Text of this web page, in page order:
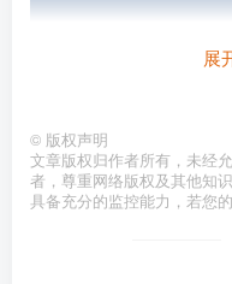
展
© 版权声明
文章版权归作者所有，未经
者，尊重网络版权及其他知
具备充分的监控能力，若您